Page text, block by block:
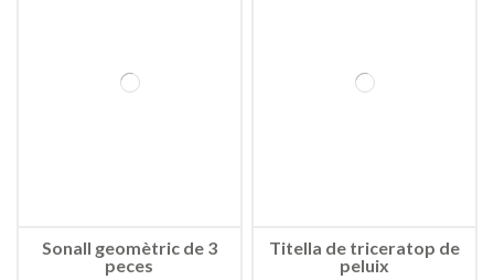
Sonall geomètric de 3
peces
Titella de triceratop de
peluix